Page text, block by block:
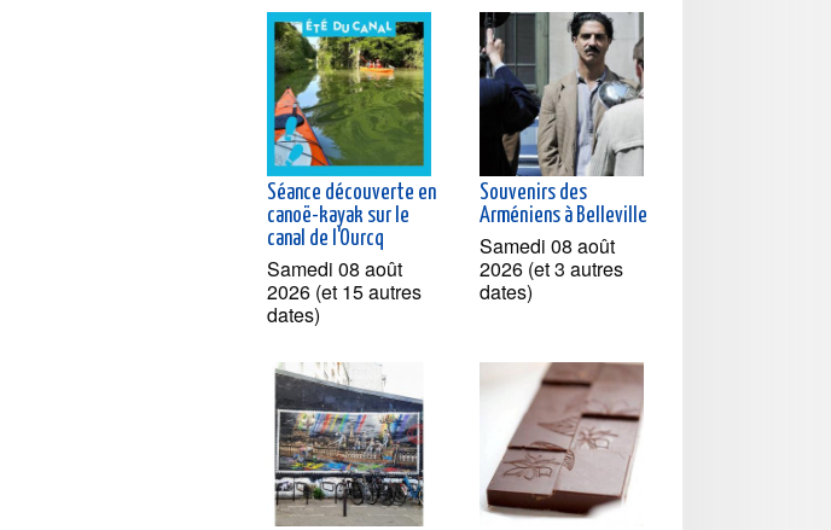
Séance découverte en
canoë-kayak sur le
canal de l'Ourcq
Samedi 08 août
2026 (et 15 autres
dates)
Souvenirs des
Arméniens à Belleville
Samedi 08 août
2026 (et 3 autres
dates)